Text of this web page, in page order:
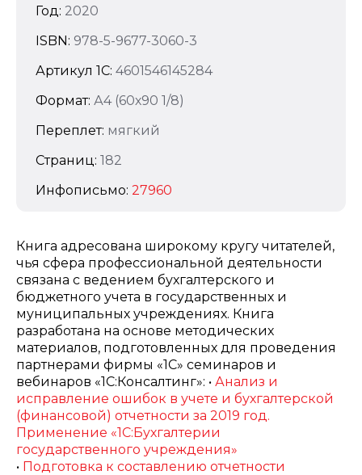
Год: 2020
ISBN: 978-5-9677-3060-3
Артикул 1C: 4601546145284
Формат: А4 (60х90 1/8)
Переплет: мягкий
Страниц: 182
Инфописьмо: 27960
Книга адресована широкому кругу читателей,
чья сфера профессиональной деятельности
связана с ведением бухгалтерского и
бюджетного учета в государственных и
муниципальных учреждениях. Книга
разработана на основе методических
материалов, подготовленных для проведения
партнерами фирмы «1С» семинаров и
вебинаров «1С:Консалтинг»: • Анализ и
исправление ошибок в учете и бухгалтерской
(финансовой) отчетности за 2019 год.
Применение «1С:Бухгалтерии
государственного учреждения»
• Подготовка к составлению отчетности